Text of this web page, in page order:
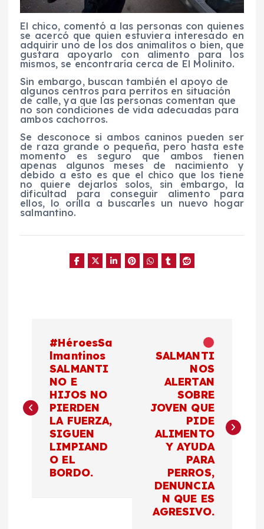
El chico, comentó a las personas con quienes
se acercó que quien estuviera interesado en
adquirir uno de los dos animalitos o bien, que
gustara apoyarlo con alimento para los
mismos, se encontraría cerca de El Molinito.
Sin embargo, buscan también el apoyo de
algunos centros para perritos en situación
de calle, ya que las personas comentan que
no son condiciones de vida adecuadas para
ambos cachorros.
Se desconoce si ambos caninos pueden ser
de raza grande o pequeña, pero hasta este
momento es seguro que ambos tienen
apenas algunos meses de nacimiento y
debido a esto es que el chico que los tiene
no quiere dejarlos solos, sin embargo, la
dificultad para conseguir alimento para
ellos, lo orilla a buscarles un nuevo hogar
salmantino.
e
#HéroesSa
lmantinos
SALMANTI
NO E
HIJOS NO
PIERDEN
LA FUERZA,
SIGUEN
LIMPIAND
O EL
BORDO.
SALMANTI
NOS
ALERTAN
SOBRE
JOVEN QUE
PIDE
ALIMENTO
Y AYUDA
PARA
PERROS,
DENUNCIA
N QUE ES
AGRESIVO.